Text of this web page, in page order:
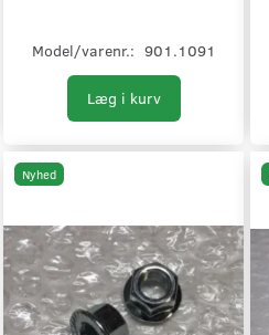
Model/varenr.: 901.1091
Læg i kurv
Nyhed